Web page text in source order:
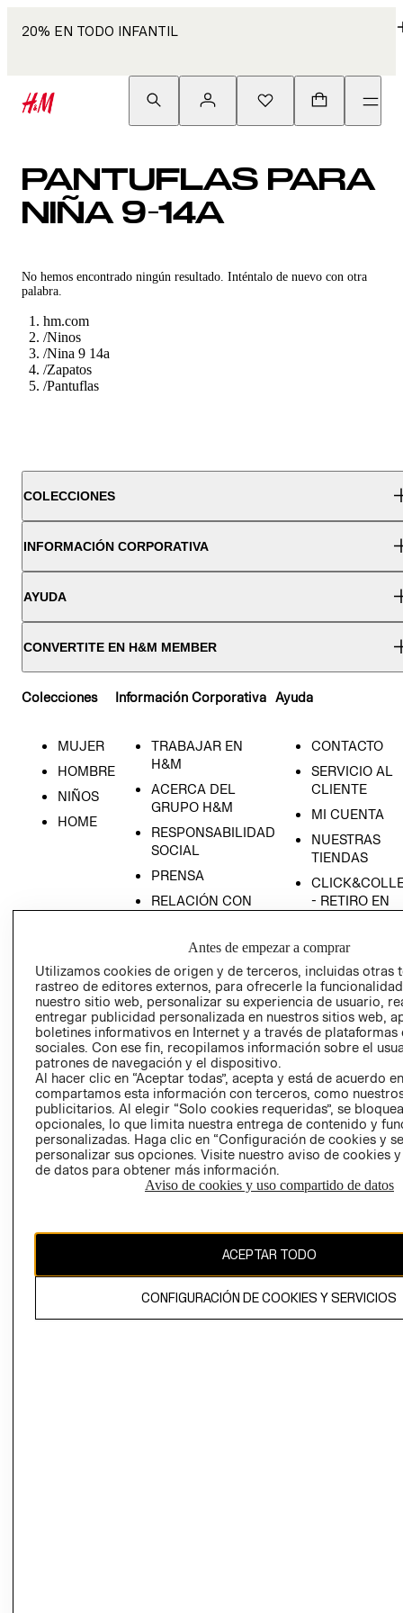
20% EN TODO INFANTIL
PANTUFLAS PARA
NIÑA 9-14A
No hemos encontrado ningún resultado. Inténtalo de nuevo con otra
palabra.
hm.com
/Ninos
/Nina 9 14a
/Zapatos
/Pantuflas
COLECCIONES
INFORMACIÓN CORPORATIVA
AYUDA
CONVERTITE EN H&M MEMBER
Colecciones
MUJER
HOMBRE
NIÑOS
HOME
Información Corporativa
TRABAJAR EN
H&M
ACERCA DEL
GRUPO H&M
RESPONSABILIDAD
SOCIAL
PRENSA
RELACIÓN CON
POLÍTICA
Ayuda
CONTACTO
SERVICIO AL
CLIENTE
MI CUENTA
NUESTRAS
TIENDAS
- RETIRO EN
TÉRMINOS Y
AVISO DE
PRIVACIDAD
GIFT CARD
AVISO DE
COOKIES
CAMBIAR REGIÓN
Antes de empezar a comprar
Utilizamos cookies de origen y de terceros, incluidas otras
rastreo de editores externos, para ofrecerle la
nuestro sitio web, personalizar su experiencia de usuario,
entregar publicidad personalizada en nuestros sitios web,
boletines informativos en Internet y a través de plataformas
sociales. Con ese fin, recopilamos información sobre el
patrones de navegación y el dispositivo.
Al hacer clic en “Aceptar todas”, acepta y está de acuerdo
compartamos esta información con terceros, como
publicitarios. Al elegir “Solo cookies requeridas”, se
opcionales, lo que limita nuestra entrega de contenido y
personalizadas. Haga clic en “Configuración de cookies y
personalizar sus opciones. Visite nuestro aviso de cookies
de datos para obtener más información.
Aviso de cookies y uso compartido de datos
ACEPTAR TODO
CONFIGURACIÓN DE COOKIES Y SERVICIOS